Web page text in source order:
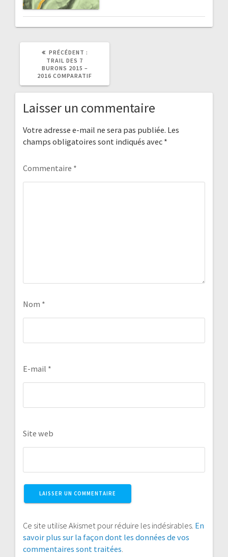
PRÉCÉDENT :
:
TRAIL DES 7
BURONS 2015 –
2016 COMPARATIF
Laisser un commentaire
Votre adresse e-mail ne sera pas publiée. Les
champs obligatoires sont indiqués avec *
Commentaire *
Nom *
E-mail *
Site web
Ce site utilise Akismet pour réduire les indésirables. En
savoir plus sur la façon dont les données de vos
commentaires sont traitées